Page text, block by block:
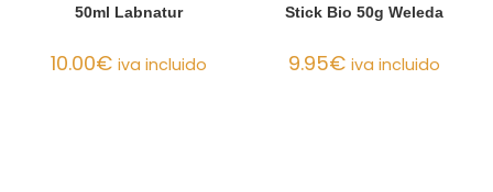
50ml Labnatur
10.00€ iva incluido
Stick Bio 50g Weleda
9.95€ iva incluido